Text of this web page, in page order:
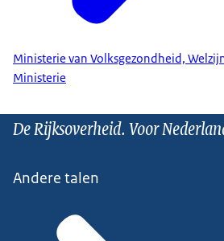
Ministerie van Volksgezondheid,
Ministerie
De Rijksoverheid. Voor
Andere talen